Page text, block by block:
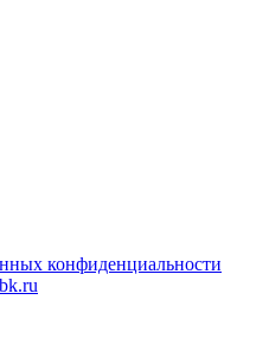
конфиденциальности